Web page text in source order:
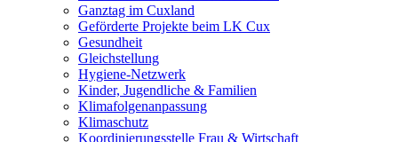
Ganztag im Cuxland
Geförderte Projekte beim LK Cux
Gesundheit
Gleichstellung
Hygiene-Netzwerk
Kinder, Jugendliche & Familien
Klimafolgenanpassung
Klimaschutz
Koordinierungsstelle Frau & Wirtschaft